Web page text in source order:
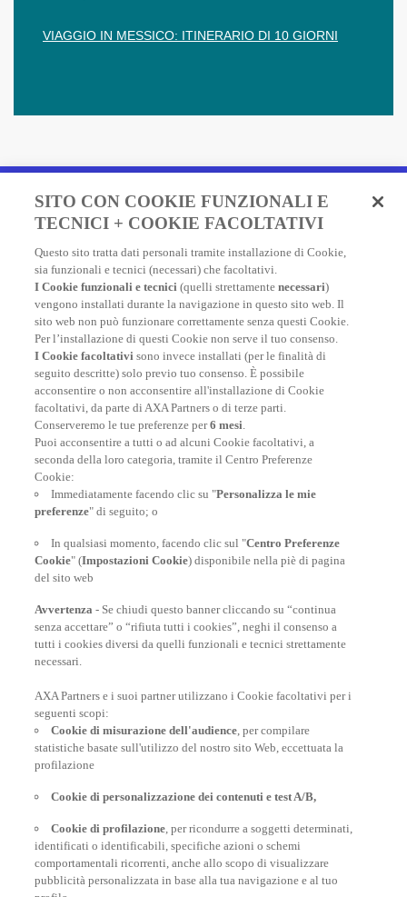
VIAGGIO IN MESSICO: ITINERARIO DI 10 GIORNI
Fai un preventivo e acquista
in due minuti!
Assicurazione Viaggio AXA: scegli e acquista online la
migliore polizza, economica e completa, per viaggiare
nel mondo.
FAI UN PREVENTIVO
At your side, everyday
POLIZZE VIAGGIO
INFORMAZIONI UTILI
SITO CON COOKIE FUNZIONALI E
TECNICI + COOKIE FACOLTATIVI
Questo sito tratta dati personali tramite installazione di Cookie,
sia funzionali e tecnici (necessari) che facoltativi.
I Cookie funzionali e tecnici (quelli strettamentenecessari)
vengono installati durante la navigazione in questo sito web. Il
sito web non può funzionare correttamente senza questi Cookie.
Per l’installazione di questi Cookie non serve il tuo consenso.
I Cookie facoltativi sono invece installati (per le finalità di
seguito descritte) solo previo tuo consenso. È possibile
acconsentire o non acconsentire all'installazione di Cookie
facoltativi, da parte di AXA Partners o di terze parti.
Conserveremo le tue preferenze per6 mesi.
Puoi acconsentire a tutti o ad alcuni Cookie facoltativi, a
seconda della loro categoria, tramite il Centro Preferenze
Cookie:
Immediatamente facendo clic su "Personalizza le mie
preferenze" di seguito; o
In qualsiasi momento, facendo clic sul "Centro Preferenze
Cookie" (Impostazioni Cookie) disponibile nella piè di pagina
del sito web
Avvertenza - Se chiudi questo banner cliccando su “continua
senza accettare” o “rifiuta tutti i cookies”, neghi il consenso a
tutti i cookies diversi da quelli funzionali e tecnici strettamente
necessari.
AXA Partners e i suoi partner utilizzano i Cookie facoltativi per i
seguenti scopi:
Cookie di misurazione dell'audience, per compilare
statistiche basate sull'utilizzo del nostro sito Web, eccettuata la
profilazione
Cookie di personalizzazione dei contenuti e test A/B,
Cookie di profilazione, per ricondurre a soggetti determinati,
identificati o identificabili, specifiche azioni o schemi
comportamentali ricorrenti, anche allo scopo di visualizzare
pubblicità personalizzata in base alla tua navigazione e al tuo